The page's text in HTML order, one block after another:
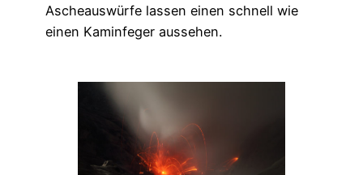
Ascheauswürfe lassen einen schnell wie
einen Kaminfeger aussehen.